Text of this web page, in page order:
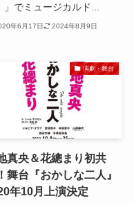
」でミュージカルド...
年6月17日 2024年8月9日
演劇・舞台
真央＆花總まり初共
舞台『おかしな二人』
年10月上演決定